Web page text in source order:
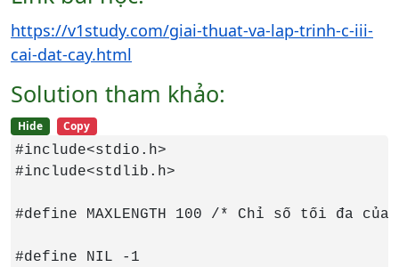
https://v1study.com/giai-thuat-va-lap-trinh-c-iii-
cai-dat-cay.html
Solution tham khảo:
Hide Copy
#include<stdio.h>
#include<stdlib.h>
#define MAXLENGTH 100 /* Chỉ số tối đa của
#define NIL -1